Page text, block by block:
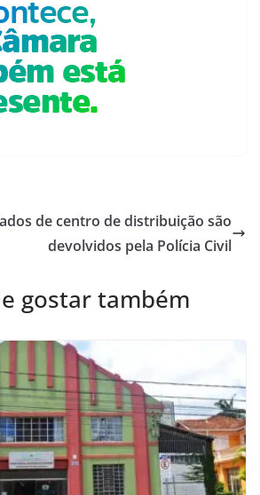
de centro de distribuição são
devolvidos pela Polícia Civil
gostar também